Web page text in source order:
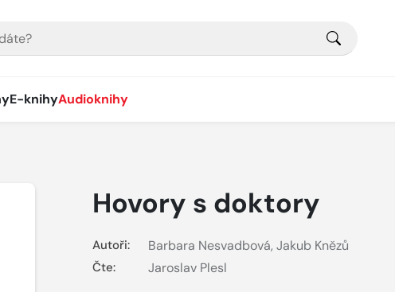
E-knihyAudioknihy
Hovory s doktory
Autoři: Barbara Nesvadbová, Jakub Knězů
Čte: Jaroslav Plesl